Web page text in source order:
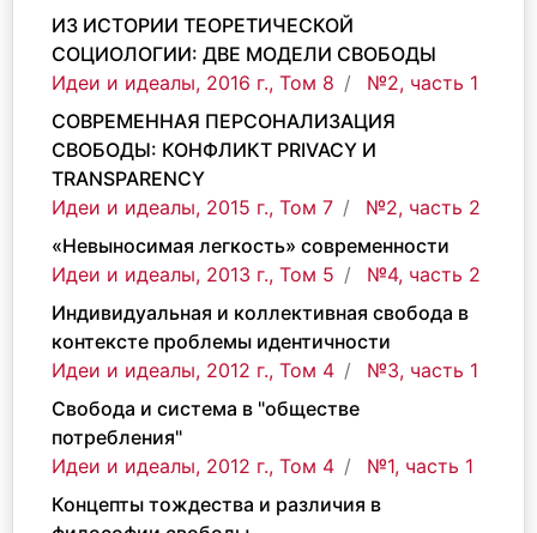
ИЗ ИСТОРИИ ТЕОРЕТИЧЕСКОЙ
СОЦИОЛОГИИ: ДВЕ МОДЕЛИ СВОБОДЫ
Идеи и идеалы, 2016 г., Том 8
№2, часть 1
СОВРЕМЕННАЯ ПЕРСОНАЛИЗАЦИЯ
СВОБОДЫ: КОНФЛИКТ PRIVACY И
TRANSPARENCY
Идеи и идеалы, 2015 г., Том 7
№2, часть 2
«Невыносимая легкость» современности
Идеи и идеалы, 2013 г., Том 5
№4, часть 2
Индивидуальная и коллективная свобода в
контексте проблемы идентичности
Идеи и идеалы, 2012 г., Том 4
№3, часть 1
Свобода и система в "обществе
потребления"
Идеи и идеалы, 2012 г., Том 4
№1, часть 1
Концепты тождества и различия в